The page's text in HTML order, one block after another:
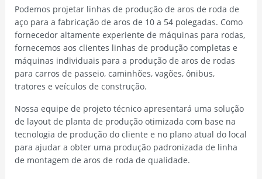
Podemos projetar linhas de produção de aros de roda de
aço para a fabricação de aros de 10 a 54 polegadas. Como
fornecedor altamente experiente de máquinas para rodas,
fornecemos aos clientes linhas de produção completas e
máquinas individuais para a produção de aros de rodas
para carros de passeio, caminhões, vagões, ônibus,
tratores e veículos de construção.
Nossa equipe de projeto técnico apresentará uma solução
de layout de planta de produção otimizada com base na
tecnologia de produção do cliente e no plano atual do local
para ajudar a obter uma produção padronizada de linha
de montagem de aros de roda de qualidade.